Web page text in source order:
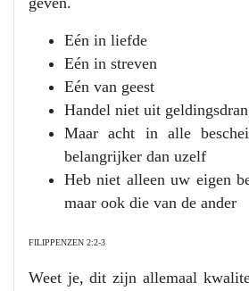
Eén in liefde
Eén in streven
Eén van geest
Handel niet uit
Maar acht in alle
belangrijker dan uzelf
Heb niet alleen uw eigen
maar ook die van de ander
FILIPPENZEN 2:2-3
Weet je, dit zijn allemaal